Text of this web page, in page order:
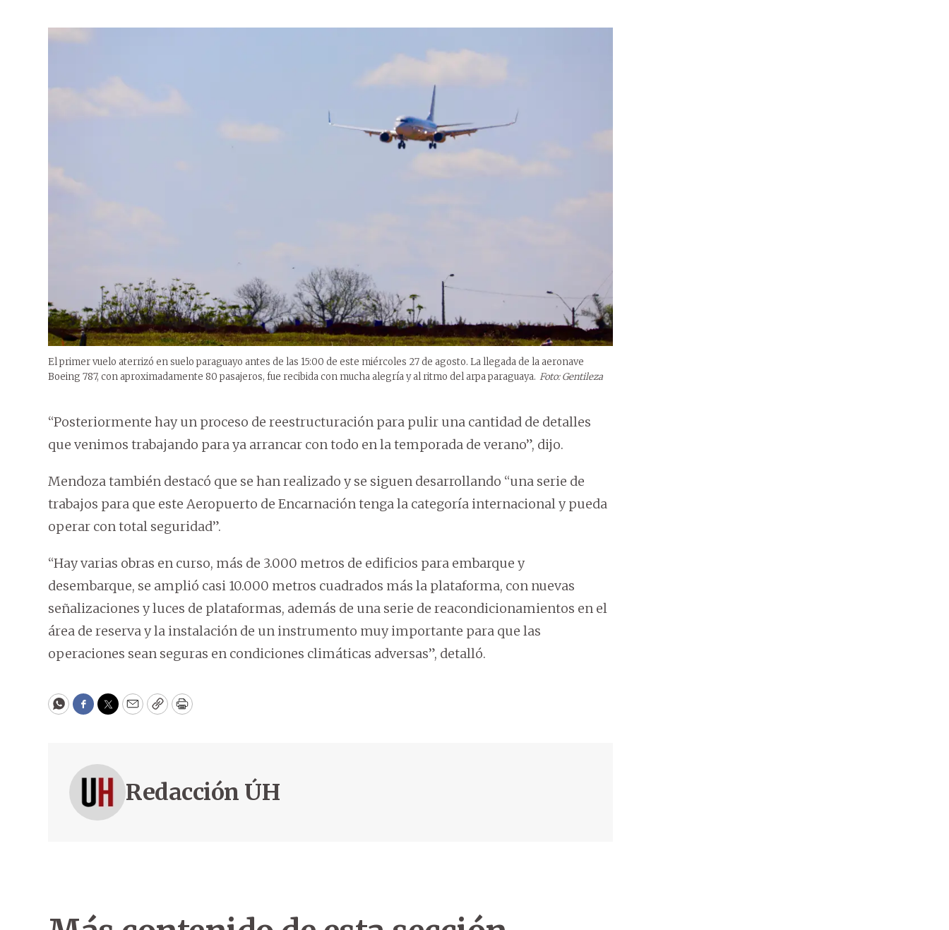
El primer vuelo aterrizó en suelo paraguayo antes de las 15:00 de este miércoles 27 de agosto. La llegada de la aeronave
Boeing 787, con aproximadamente 80 pasajeros, fue recibida con mucha alegría y al ritmo del arpa paraguaya. Foto: Gentileza
“Posteriormente hay un proceso de reestructuración para pulir una cantidad de detalles
que venimos trabajando para ya arrancar con todo en la temporada de verano”, dijo.
Mendoza también destacó que se han realizado y se siguen desarrollando “una serie de
trabajos para que este Aeropuerto de Encarnación tenga la categoría internacional y pueda
operar con total seguridad”.
“Hay varias obras en curso, más de 3.000 metros de edificios para embarque y
desembarque, se amplió casi 10.000 metros cuadrados más la plataforma, con nuevas
señalizaciones y luces de plataformas, además de una serie de reacondicionamientos en el
área de reserva y la instalación de un instrumento muy importante para que las
operaciones sean seguras en condiciones climáticas adversas”, detalló.
WhatsApp
Facebook
Twitter
EmailCopyPrint
Redacción ÚH